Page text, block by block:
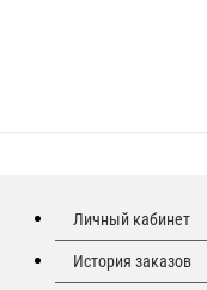
Личный кабинет
История заказов